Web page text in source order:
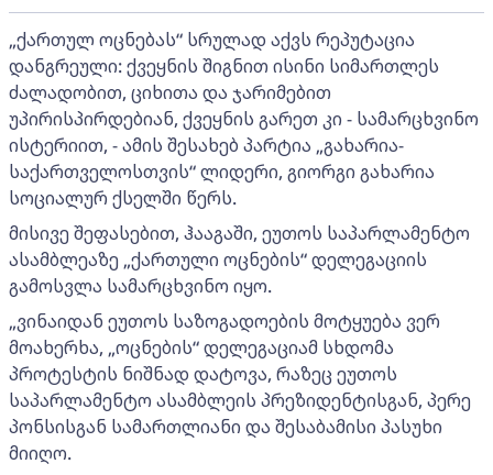
„ქართულ ოცნებას“ სრულად აქვს რეპუტაცია
დანგრეული: ქვეყნის შიგნით ისინი სიმართლეს
ძალადობით, ციხითა და ჯარიმებით
უპირისპირდებიან, ქვეყნის გარეთ კი - სამარცხვინო
ისტერიით, - ამის შესახებ პარტია „გახარია-
საქართველოსთვის“ ლიდერი, გიორგი გახარია
სოციალურ ქსელში წერს.
მისივე შეფასებით, ჰააგაში, ეუთოს საპარლამენტო
ასამბლეაზე „ქართული ოცნების“ დელეგაციის
გამოსვლა სამარცხვინო იყო.
„ვინაიდან ეუთოს საზოგადოების მოტყუება ვერ
მოახერხა, „ოცნების“ დელეგაციამ სხდომა
პროტესტის ნიშნად დატოვა, რაზეც ეუთოს
საპარლამენტო ასამბლეის პრეზიდენტისგან, პერე
პონსისგან სამართლიანი და შესაბამისი პასუხი
მიიღო.